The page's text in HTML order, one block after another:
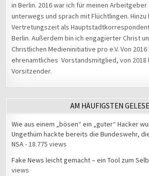
in Berlin. 2016 war ich für meinen
unterwegs und sprach mit Flüchtlingen. Hinzu
Vertretungszeit als
Berlin. Außerdem bin ich engagierter Christ
Christlichen Medieninitiative pro e.V. Von 2016
ehrenamtliches Vorstandsmitglied, von 2018
Vorsitzender.
AM HÄUFIGSTEN
Wie aus einem „bösen“ ein „guter“ Hacker
Ungethüm hackte bereits die Bundeswehr,
NSA- 18.775 views
Fake News leicht gemacht – ein Tool zum
views